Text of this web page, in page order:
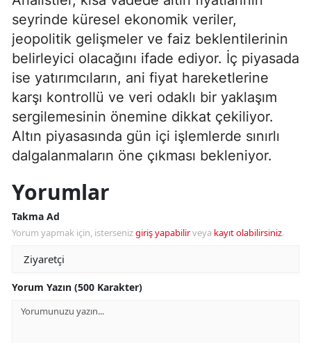
seyrinde küresel ekonomik veriler,
jeopolitik gelişmeler ve faiz beklentilerinin
belirleyici olacağını ifade ediyor. İç piyasada
ise yatırımcıların, ani fiyat hareketlerine
karşı kontrollü ve veri odaklı bir yaklaşım
sergilemesinin önemine dikkat çekiliyor.
Altın piyasasında gün içi işlemlerde sınırlı
dalgalanmaların öne çıkması bekleniyor.
Yorumlar
Takma Ad
Yorum yapmak için, istersenizgiriş yapabilirveya kayıt olabilirsiniz.
Yorum Yazın (500 Karakter)